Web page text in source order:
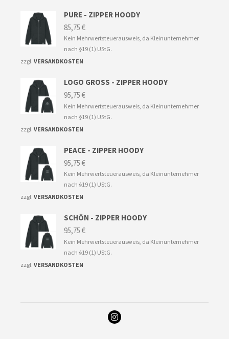
PURE - ZIPPER HOODY
85,75 €
Kein Mehrwertsteuerausweis, da Kleinunternehmer
nach §19 (1) UStG.
zzgl. VERSANDKOSTEN
LOGO GROSS - ZIPPER HOODY
95,75 €
Kein Mehrwertsteuerausweis, da Kleinunternehmer
nach §19 (1) UStG.
zzgl. VERSANDKOSTEN
PEACE - ZIPPER HOODY
95,75 €
Kein Mehrwertsteuerausweis, da Kleinunternehmer
nach §19 (1) UStG.
zzgl. VERSANDKOSTEN
SCHÖN - ZIPPER HOODY
95,75 €
Kein Mehrwertsteuerausweis, da Kleinunternehmer
nach §19 (1) UStG.
zzgl. VERSANDKOSTEN